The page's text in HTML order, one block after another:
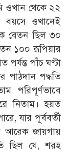
ওখান থেকে ২২
ওখানেই
বেতন ছিল ৩০
১০০ রূপিয়ার
পাঁচ ঘণ্টা
পাঠদান পদ্ধতি
পরিপূর্ণভাবে
নিতাম। হয়ত
যার পূর্ববর্তী
আরেক জায়গায়
ছিল যে, শরহ